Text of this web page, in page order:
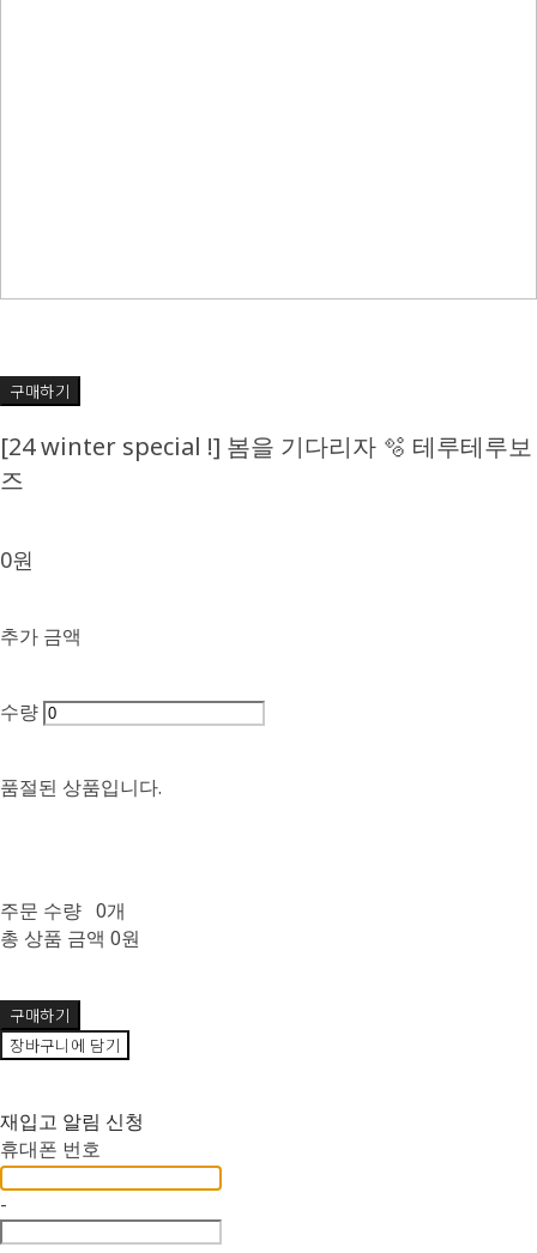
구매하기
[24 winter special !] 봄을 기다리자 🫧 테루테루보
즈
0원
추가 금액
수량
품절된 상품입니다.
주문 수량 0개
총 상품 금액 0원
구매하기
장바구니에 담기
재입고 알림 신청
휴대폰 번호
-